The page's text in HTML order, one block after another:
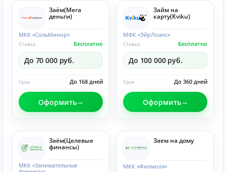
Заём(Мега
деньги)
МКК «СольМинор»
Бесплатно
Ставка
До 70 000 руб.
До 168 дней
Срок
Оформить
Займ на
карту(Kviku)
МФК «ЭйрЛоанс»
Бесплатно
Ставка
До 100 000 руб.
До 360 дней
Срок
Оформить
Заём(Целевые
финансы)
МКК «Занимательные
Заем на дому
МКК «Финмолл»